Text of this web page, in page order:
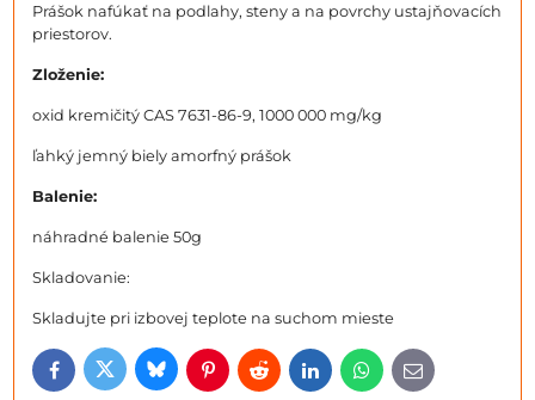
Prášok nafúkať na podlahy, steny a na povrchy ustajňovacích
priestorov.
Zloženie:
oxid kremičitý CAS 7631-86-9, 1000 000 mg/kg
ľahký jemný biely amorfný prášok
Balenie:
náhradné balenie 50g
Skladovanie:
Skladujte pri izbovej teplote na suchom mieste
FacebookTwitterBlueskyPinterestRedditLinkedInWhatsApp
E-
mail